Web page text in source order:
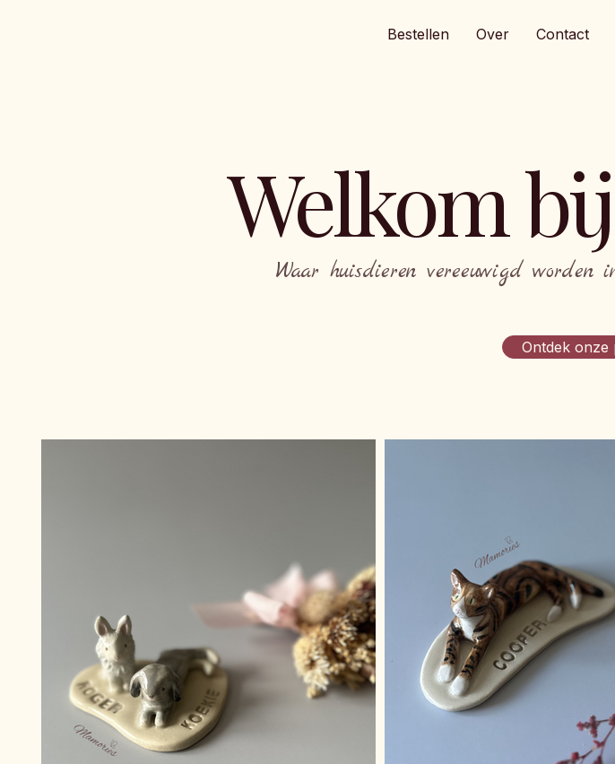
Bestellen Over Contact
Welkom
Waar huisdieren vereeuwigd worden
Ontdek onze